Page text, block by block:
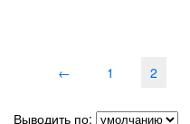
← 1 2
Выводить по: